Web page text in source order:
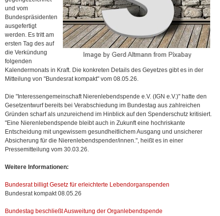
und vom
Bundespräsidenten
ausgefertigt
werden. Es tritt am
ersten Tag des auf
die Verkündung
folgenden
Kalendermonats in Kraft. Die konkreten Details des Geyetzes gibt es in der
Mitteilung von "Bundesrat kompakt" vom 08.05.26.
Die "Interessengemeinschaft Nierenlebendspende e.V. (IGN e.V.)" hatte den
Gesetzentwurf bereits bei Verabschiedung im Bundestag aus zahlreichen
Gründen scharf als unzureichend im Hinblick auf den Spenderschutz kritisiert.
"Eine Nierenlebendspende bleibt auch in Zukunft eine hochriskante
Entscheidung mit ungewissem gesundheitlichem Ausgang und unsicherer
Absicherung für die Nierenlebendspender/innen.", heißt es in einer
Pressemitteilung vom 30.03.26.
Weitere Informationen:
Bundesrat billigt Gesetz für erleichterte Lebendorganspenden
Bundesrat kompakt 08.05.26
Bundestag beschließt Ausweitung der Organlebendspende